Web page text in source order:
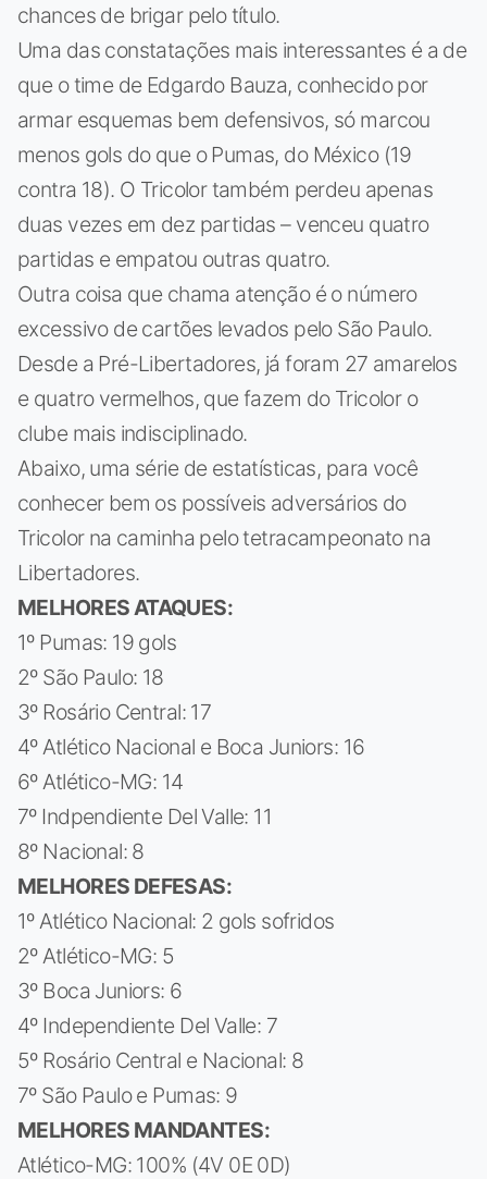
chances de brigar pelo título.
Uma das constatações mais interessantes é a de
que o time de Edgardo Bauza, conhecido por
armar esquemas bem defensivos, só marcou
menos gols do que o Pumas, do México (19
contra 18). O Tricolor também perdeu apenas
duas vezes em dez partidas – venceu quatro
partidas e empatou outras quatro.
Outra coisa que chama atenção é o número
excessivo de cartões levados pelo São Paulo.
Desde a Pré-Libertadores, já foram 27 amarelos
e quatro vermelhos, que fazem do Tricolor o
clube mais indisciplinado.
Abaixo, uma série de estatísticas, para você
conhecer bem os possíveis adversários do
Tricolor na caminha pelo tetracampeonato na
Libertadores.
MELHORES ATAQUES:
1º Pumas: 19 gols
2º São Paulo: 18
3º Rosário Central: 17
4º Atlético Nacional e Boca Juniors: 16
6º Atlético-MG: 14
7º Indpendiente Del Valle: 11
8º Nacional: 8
MELHORES DEFESAS:
1º Atlético Nacional: 2 gols sofridos
2º Atlético-MG: 5
3º Boca Juniors: 6
4º Independiente Del Valle: 7
5º Rosário Central e Nacional: 8
7º São Paulo e Pumas: 9
MELHORES MANDANTES:
Atlético-MG: 100% (4V 0E 0D)